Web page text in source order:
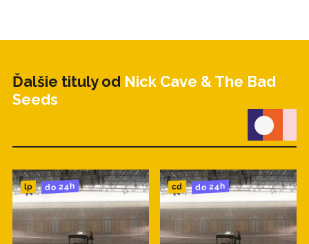
Ďalšie tituly od Nick Cave & The Bad
Seeds
lp do 24h cd do 24h